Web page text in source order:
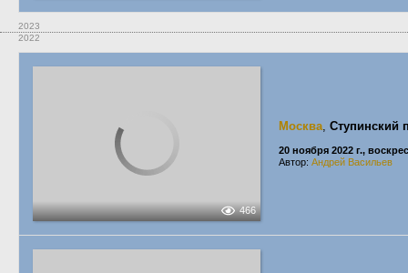
2023
2022
466
Москва, Ступинский
20 ноября 2022 г.,
Автор: Андрей Васильев